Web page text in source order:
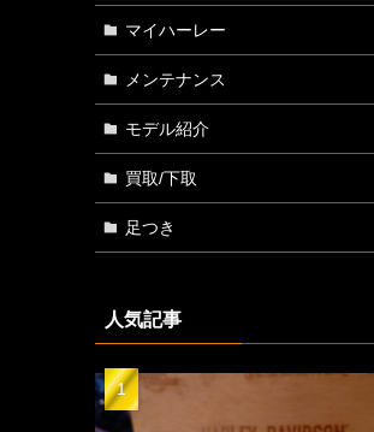
マイハーレー
メンテナンス
モデル紹介
買取/下取
足つき
人気記事